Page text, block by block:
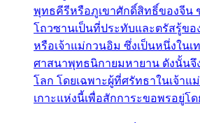
พุทธคีรีหรือภูเขาศักดิ์สิทธิ์ของจีน
โถวซานเป็นที่ประทับและตรัสรู้ข
หรือเจ้าแม่กวนอิม ซึ่งเป็นหนึ่งใน
ศาสนาพุทธนิกายมหายาน ดังนั้นจึ
โลก โดยเฉพาะผู้ที่ศรัทธาในเจ้าแ
เกาะแห่งนี้เพื่อสักการะขอพรอยู่โ